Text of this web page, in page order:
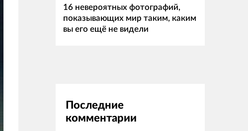
16 невероятных фотографий,
показывающих мир таким, каким
вы его ещё не видели
Последние
комментарии